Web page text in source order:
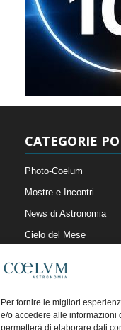
Per fornire le migliori
e/o accedere alle informazioni
permetterà di elaborare dati
CATEGORIE
Photo-Coelum
Mostre e Incontri
News di Astronomia
Cielo del Mese
Articoli e Risorse On-
Il Blog della Redazione